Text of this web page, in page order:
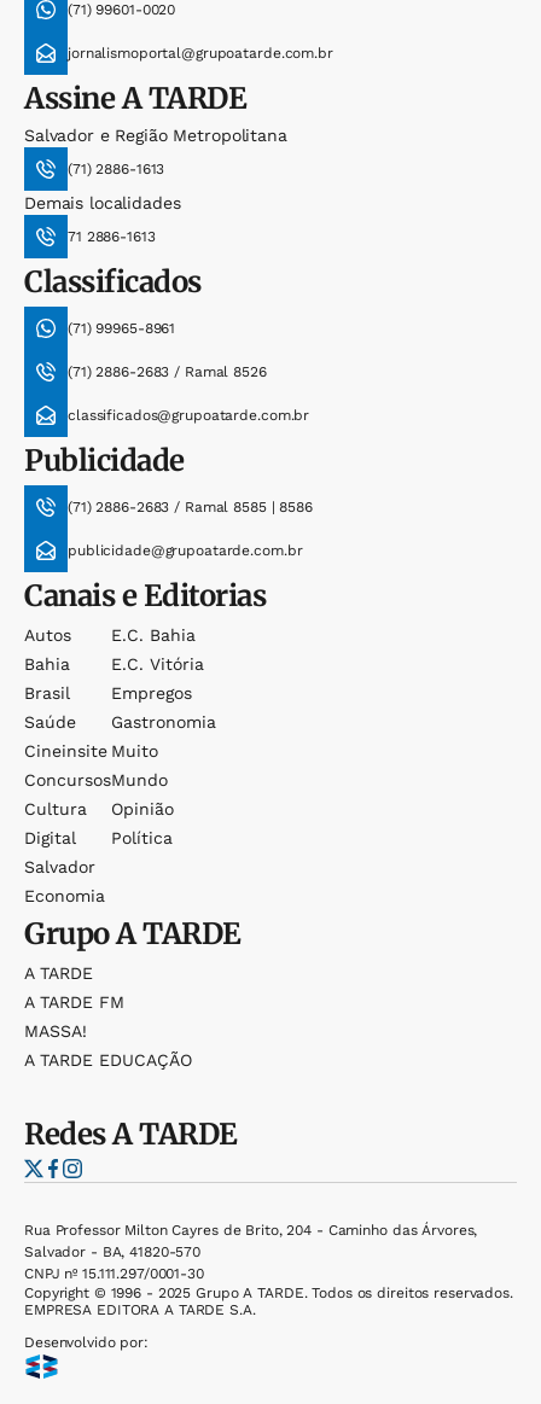
(71) 99601-0020
jornalismoportal@grupoatarde.com.br
AssineA TARDE
Salvador e Região Metropolitana
(71) 2886-1613
Demais localidades
71 2886-1613
Classificados
(71) 99965-8961
(71) 2886-2683 / Ramal 8526
classificados@grupoatarde.com.br
Publicidade
(71) 2886-2683 / Ramal 8585 | 8586
publicidade@grupoatarde.com.br
Canais e Editorias
Autos
Bahia
Brasil
Saúde
Cineinsite
Concursos
Cultura
Digital
Salvador
Economia
E.c. Bahia
E.c. Vitória
Empregos
Gastronomia
Muito
Mundo
Opinião
Política
GrupoA TARDE
A TARDE
A TARDE FM
MASSA!
A TARDE EDUCAÇÃO
RedesA TARDE
Rua Professor Milton Cayres de Brito, 204 - Caminho das Árvores,
Salvador - BA, 41820-570
CNPJ nº 15.111.297/0001-30
Copyright © 1996 - 2025 Grupo A TARDE. Todos os direitos reservados.
EMPRESA EDITORA A TARDE S.A.
Desenvolvido por: